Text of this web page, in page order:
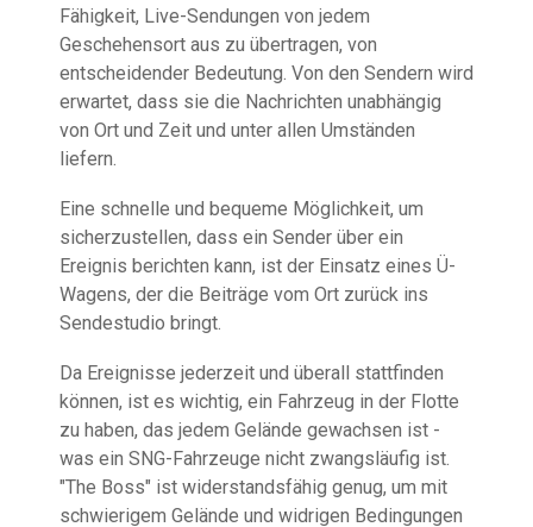
Fähigkeit, Live-Sendungen von jedem
Geschehensort aus zu übertragen, von
entscheidender Bedeutung. Von den Sendern wird
erwartet, dass sie die Nachrichten unabhängig
von Ort und Zeit und unter allen Umständen
liefern.
Eine schnelle und bequeme Möglichkeit, um
sicherzustellen, dass ein Sender über ein
Ereignis berichten kann, ist der Einsatz eines Ü-
Wagens, der die Beiträge vom Ort zurück ins
Sendestudio bringt.
Da Ereignisse jederzeit und überall stattfinden
können, ist es wichtig, ein Fahrzeug in der Flotte
zu haben, das jedem Gelände gewachsen ist -
was ein SNG-Fahrzeuge nicht zwangsläufig ist.
"The Boss" ist widerstandsfähig genug, um mit
schwierigem Gelände und widrigen Bedingungen